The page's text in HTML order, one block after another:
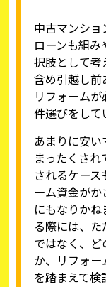
中古マンショ
ローンも組
択肢として考
含め引越し
リフォーム
件選びをして
あまりに安
まったくさ
されるケー
ーム資金が
にもなりか
る際には、
ではなく、
か、リフォ
を踏まえて検